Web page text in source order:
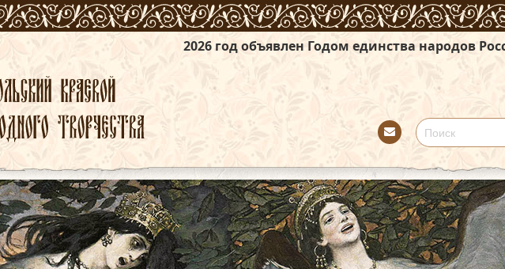
2026 год объявлен Годом единства народов России
tact